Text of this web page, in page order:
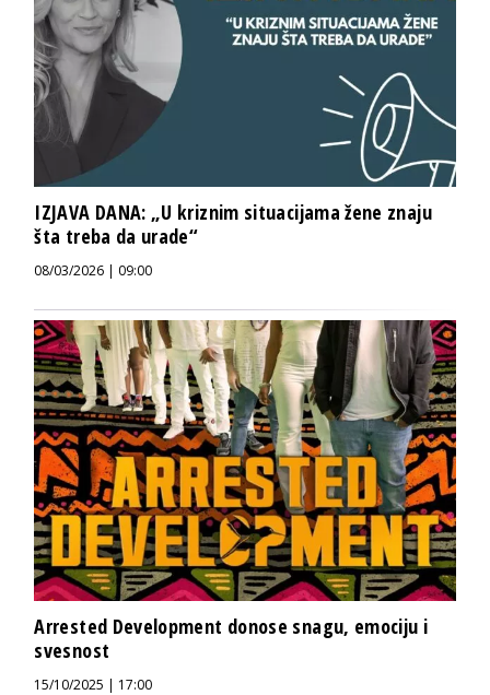
IZJAVA DANA: „U kriznim situacijama žene znaju
šta treba da urade“
08/03/2026 | 09:00
Arrested Development donose snagu, emociju i
svesnost
15/10/2025 | 17:00